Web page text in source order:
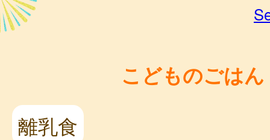
こどものごはん
離乳食